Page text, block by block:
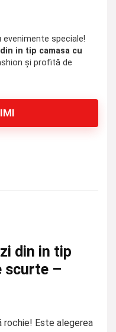
speciale!
in tip camasa cu
și profită de
din in tip
scurte –
Este alegerea